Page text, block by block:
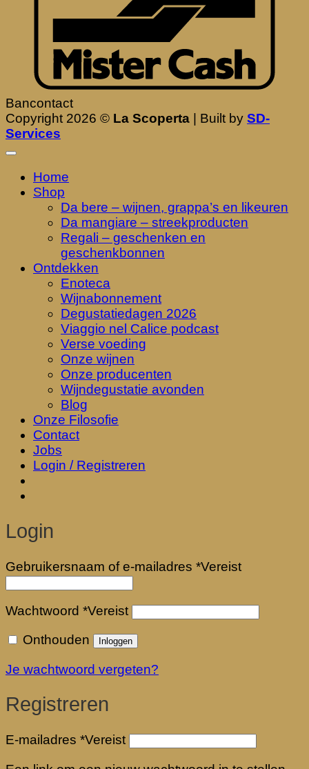
Bancontact
Copyright 2026 © La Scoperta | Built by SD-
Services
Home
Shop
Da bere – wijnen, grappa’s en likeuren
Da mangiare – streekproducten
Regali – geschenken en
geschenkbonnen
Ontdekken
Enoteca
Wijnabonnement
Degustatiedagen 2026
Viaggio nel Calice podcast
Verse voeding
Onze wijnen
Onze producenten
Wijndegustatie avonden
Blog
Onze Filosofie
Contact
Jobs
Login / Registreren
Login
Gebruikersnaam of e-mailadres *Vereist
Wachtwoord *Vereist
Onthouden Inloggen
Je wachtwoord vergeten?
Registreren
E-mailadres *Vereist